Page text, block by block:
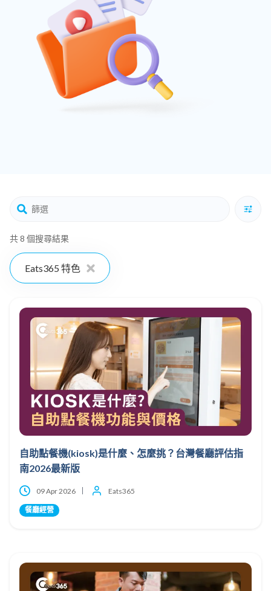
共 8 個搜尋結果
Eats365 特色
自助點餐機(kiosk)是什麼、怎麼挑？台灣餐廳評估指
南2026最新版
09 Apr 2026 Eats365
餐廳經營